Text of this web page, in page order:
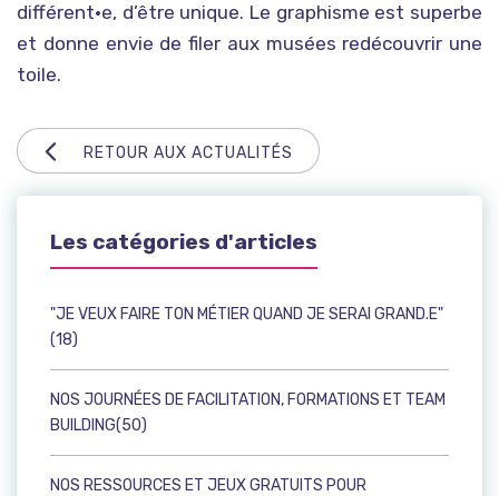
RETOUR AUX ACTUALITÉS
Les catégories d'articles
"JE VEUX FAIRE TON MÉTIER QUAND JE SERAI GRAND.E"
(18)
NOS JOURNÉES DE FACILITATION, FORMATIONS ET TEAM
BUILDING(50)
NOS RESSOURCES ET JEUX GRATUITS POUR
différent•e, d’être unique. Le graphisme est superbe
et donne envie de filer aux musées redécouvrir une
toile.